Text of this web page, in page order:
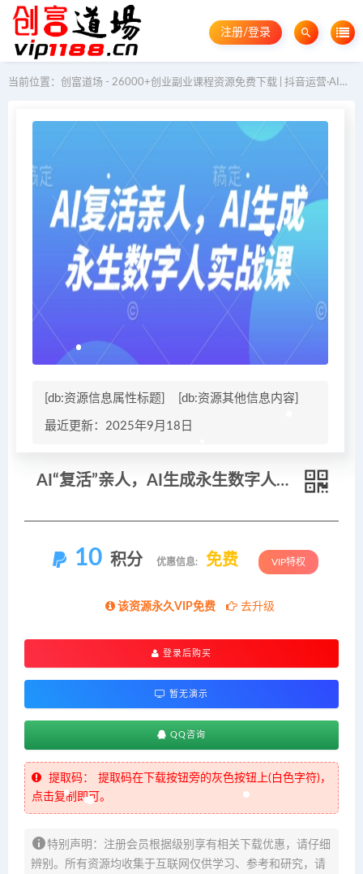
注册/登录
当前位置： 创富道场 - 26000+创业副业课程资源免费下载 | 抖音运营·AI教程·GEO优化
[db:资源信息属性标题] [db:资源其他信息内容]
最近更新：2025年9月18日
AI“复活”亲人，AI生成永生数字人实战课
10 积分 优惠信息: 免费 VIP特权
该资源永久VIP免费 去升级
登录后购买
暂无演示
QQ咨询
提取码：
提取码在下载按钮旁的灰色按钮上(白色字符)，
点击复制即可。
特别声明：注册会员根据级别享有相关下载优惠，请仔细
辨别。所有资源均收集于互联网仅供学习、参考和研究，请